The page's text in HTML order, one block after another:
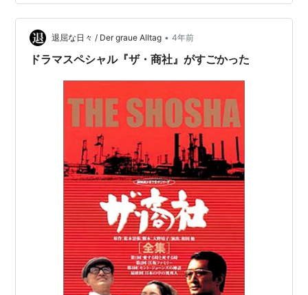
退屈な日々 / Der graue Alltag • 4年前
ドラマスペシャル『ザ・商社』がすごかった